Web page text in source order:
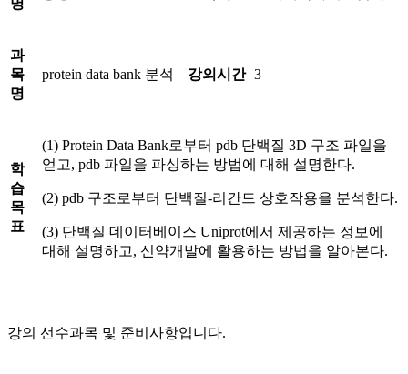
명
과
목
명
protein data bank 분석 강의시간 3
학
습
목
표
(1) Protein Data Bank로부터 pdb 단백질 3D 구조 파일을
얻고, pdb 파일을 파싱하는 방법에 대해 설명한다.
(2) pdb 구조로부터 단백질-리간드 상호작용을 분석한다.
(3) 단백질 데이터베이스 Uniprot에서 제공하는 정보에
대해 설명하고, 신약개발에 활용하는 방법을 알아본다.
강의 선수과목 및 준비사항입니다.